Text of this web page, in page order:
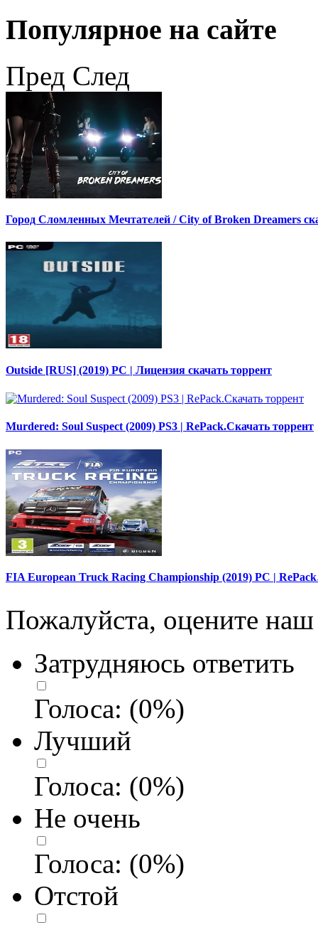
Популярное на сайте
Пред След
Город Сломленных Мечтателей / City of Broken Dreamers
Outside [RUS] (2019) PC | Лицензия скачать торрент
Murdered: Soul Suspect (2009) PS3 | RePack.Скачать торрент
FIA European Truck Racing Championship (2019) PC |
Пожалуйста, оцените наш
Затрудняюсь ответить
Голоса: (0%)
Лучший
Голоса: (0%)
Не очень
Голоса: (0%)
Отстой